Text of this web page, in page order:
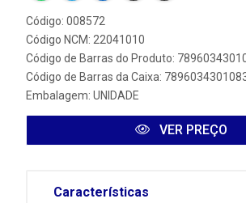
Código: 008572
Código NCM: 22041010
Código de Barras do Produto:
Código de Barras da Caixa:
Embalagem: UNIDADE
VER PREÇO
Características